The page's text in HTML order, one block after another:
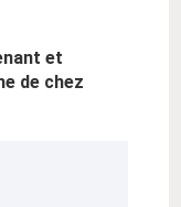
et
de chez